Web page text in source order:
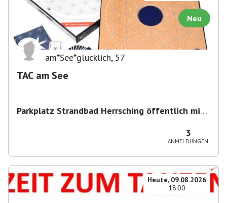
Neu
am*See*glücklich, 57
TAC am See
Parkplatz Strandbad Herrsching öffentlich mit
3
ANMELDUNGEN
Heute, 09.08.2026
18:00